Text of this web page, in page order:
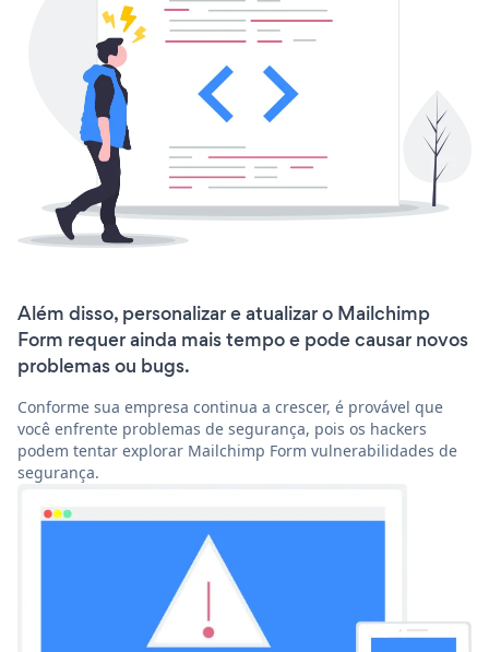
Além disso, personalizar e atualizar o Mailchimp
Form requer ainda mais tempo e pode causar novos
problemas ou bugs.
Conforme sua empresa continua a crescer, é provável que
você enfrente problemas de segurança, pois os hackers
podem tentar explorar Mailchimp Form vulnerabilidades de
segurança.